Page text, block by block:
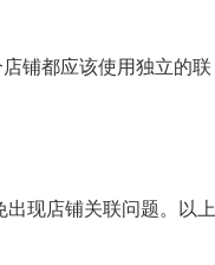
铺都应该使用独立的联
现店铺关联问题。以上